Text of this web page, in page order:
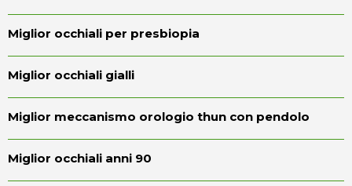
Miglior occhiali per presbiopia
Miglior occhiali gialli
Miglior meccanismo orologio thun con pendolo
Miglior occhiali anni 90